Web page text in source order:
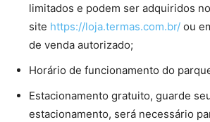
limitados e podem ser adquiridos no
site https://loja.termas.com.br/ ou
de venda autorizado;
Horário de funcionamento do
Estacionamento gratuito, guarde
estacionamento, será necessário